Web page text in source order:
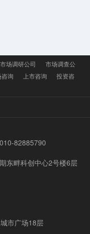
场调研公司
市场调查公
询 上市咨询
投资咨
82885790
东畔科创中心2号楼6层
市广场18层